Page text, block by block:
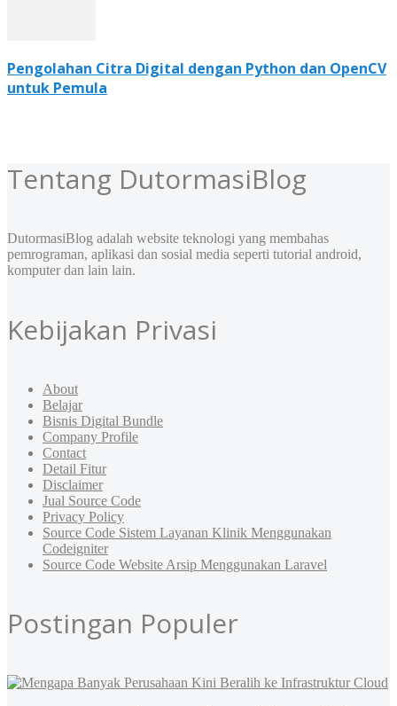
Pengolahan Citra Digital dengan Python dan OpenCV
untuk Pemula
Tentang DutormasiBlog
DutormasiBlog adalah website teknologi yang membahas
pemrograman, aplikasi dan sosial media seperti tutorial android,
komputer dan lain lain.
Kebijakan Privasi
About
Belajar
Bisnis Digital Bundle
Company Profile
Contact
Detail Fitur
Disclaimer
Jual Source Code
Privacy Policy
Source Code Sistem Layanan Klinik Menggunakan
Codeigniter
Source Code Website Arsip Menggunakan Laravel
Postingan Populer